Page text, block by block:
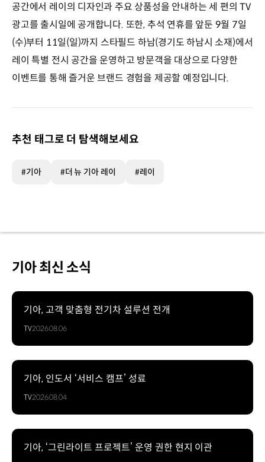
공간에서 레이의 디자인과 주요 상품성을 안내하는 세 편의 TV
광고를 출시일에 공개합니다. 또한, 추석 연휴를 앞둔 9월 7일
(수)부터 11일(일)까지 스타필드 하남(경기도 하남시 소재)에서
레이 특별 전시 공간을 운영하고 방문객을 대상으로 다양한
이벤트를 통해 즐거운 브랜드 경험을 제공할 예정입니다.
추천 태그로 더 탐색해보세요
#기아 #더 뉴 기아 레이 #레이
기아 최신 소식
기아, 고객 맞춤형 전기차 설루션 전개
TV2026.08.06
기아, 인도서 ‘서비스 캠프’ 성료
TV2026.08.04
기아, ‘그린라이트 프로젝트’ 운영 권한 현지 이관